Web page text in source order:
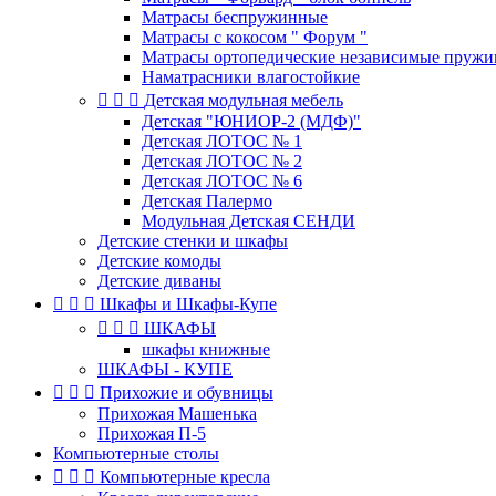
Матрасы беспружинные
Матрасы с кокосом " Форум "
Матрасы ортопедические независимые
Наматрасники влагостойкие
   Детская модульная мебель
Детская "ЮНИОР-2 (МДФ)"
Детская ЛОТОС № 1
Детская ЛОТОС № 2
Детская ЛОТОС № 6
Детская Палермо
Модульная Детская СЕНДИ
Детские стенки и шкафы
Детские комоды
Детские диваны
   Шкафы и Шкафы-Купе
   ШКАФЫ
шкафы книжные
ШКАФЫ - КУПЕ
   Прихожие и обувницы
Прихожая Машенька
Прихожая П-5
Компьютерные столы
   Компьютерные кресла